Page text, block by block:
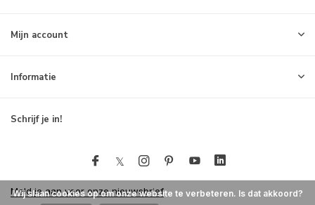
Mijn account
Informatie
Schrijf je in!
Meld je aan voor onze nieuwsbrief
Wij slaan cookies op om onze website te verbeteren. Is dat akkoord?